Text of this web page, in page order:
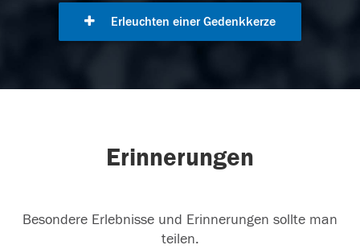
Erleuchten einer Gedenkkerze
Erinnerungen
Besondere Erlebnisse und Erinnerungen sollte man
teilen.